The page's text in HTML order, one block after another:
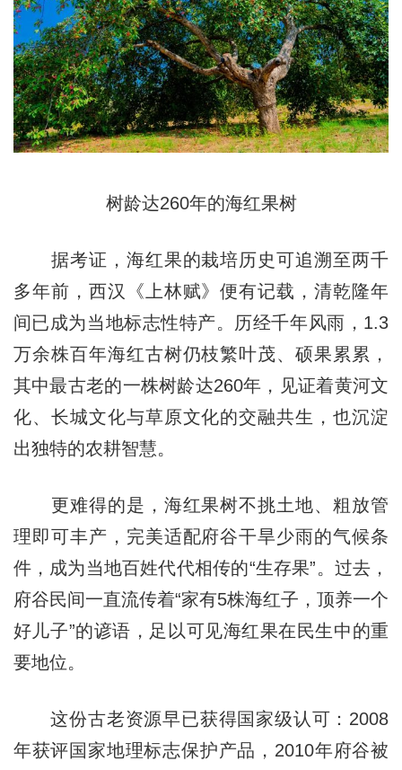
树龄达260年的海红果树
据考证，海红果的栽培历史可追溯至两千
多年前，西汉《上林赋》便有记载，清乾隆年
间已成为当地标志性特产。历经千年风雨，1.3
万余株百年海红古树仍枝繁叶茂、硕果累累，
其中最古老的一株树龄达260年，见证着黄河文
化、长城文化与草原文化的交融共生，也沉淀
出独特的农耕智慧。
更难得的是，海红果树不挑土地、粗放管
理即可丰产，完美适配府谷干旱少雨的气候条
件，成为当地百姓代代相传的“生存果”。过去，
府谷民间一直流传着“家有5株海红子，顶养一个
好儿子”的谚语，足以可见海红果在民生中的重
要地位。
这份古老资源早已获得国家级认可：2008
年获评国家地理标志保护产品，2010年府谷被